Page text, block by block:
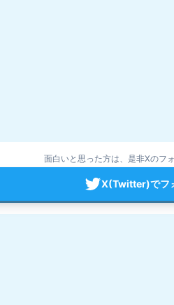
面白いと思った方は、是非Xのフ
X(Twitter)でフ